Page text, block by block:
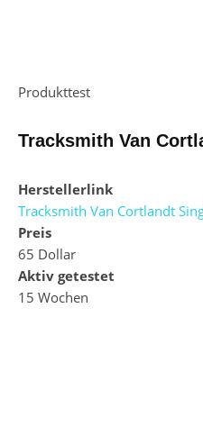
Produkttest
Tracksmith Van
Herstellerlink
Tracksmith Van Cortlandt
Preis
65 Dollar
Aktiv getestet
15 Wochen